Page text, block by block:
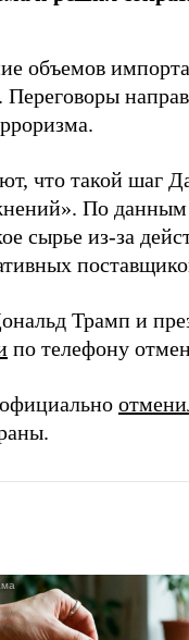
объемов
. Переговоры
что такой шаг
По
сырье из-за
Трамп и
по телефону